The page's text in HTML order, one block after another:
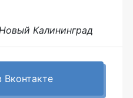
Калининград
Вконтакте